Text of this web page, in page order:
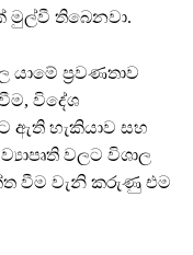
මුල්වී තිබෙනවා.
ප්‍රවණතාව
විදේශ
හැකියාව සහ
වලට විශාල
වීම වැනි කරුණු එම